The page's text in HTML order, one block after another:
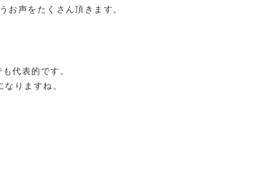
お声をたくさん頂きます。
代表的です。
りますね。